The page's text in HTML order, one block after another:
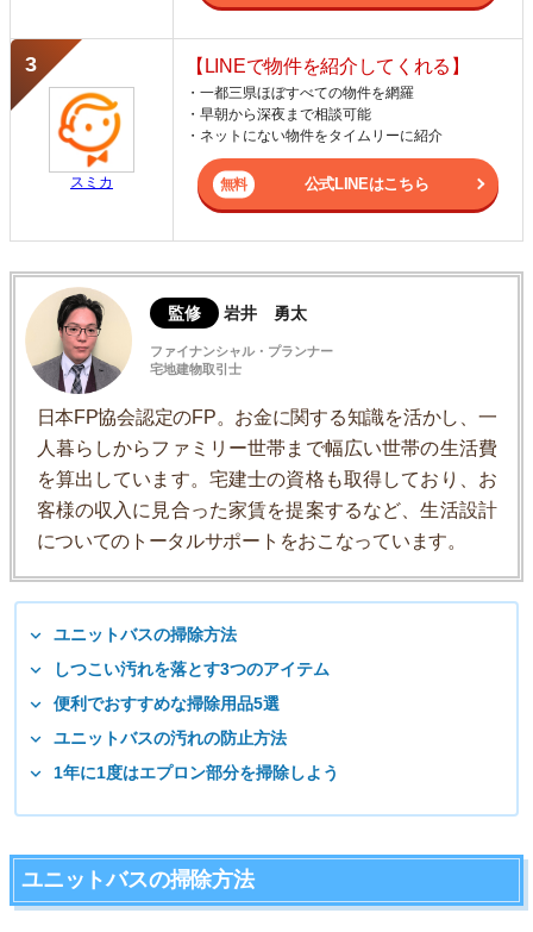
スミカ
【LINEで物件を紹介してくれる】
・一都三県ほぼすべての物件を網羅
・早朝から深夜まで相談可能
・ネットにない物件をタイムリーに紹介
公式LINEはこちら
監修 岩井 勇太
ファイナンシャル・プランナー
宅地建物取引士
日本FP協会認定のFP。お金に関する知識を活かし、一
人暮らしからファミリー世帯まで幅広い世帯の生活費
を算出しています。宅建士の資格も取得しており、お
客様の収入に見合った家賃を提案するなど、生活設計
についてのトータルサポートをおこなっています。
ユニットバスの掃除方法
しつこい汚れを落とす3つのアイテム
便利でおすすめな掃除用品5選
ユニットバスの汚れの防止方法
1年に1度はエプロン部分を掃除しよう
ユニットバスの掃除方法